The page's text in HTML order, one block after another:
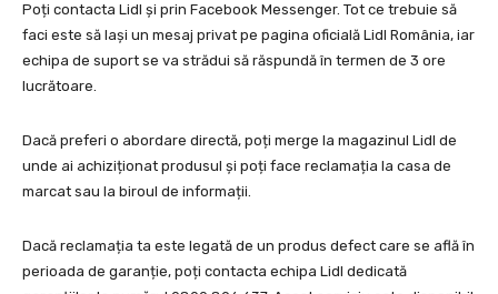
Poți contacta Lidl și prin Facebook Messenger. Tot ce trebuie să
faci este să lași un mesaj privat pe pagina oficială Lidl România, iar
echipa de suport se va strădui să răspundă în termen de 3 ore
lucrătoare.
Dacă preferi o abordare directă, poți merge la magazinul Lidl de
unde ai achiziționat produsul și poți face reclamația la casa de
marcat sau la biroul de informații.
Dacă reclamația ta este legată de un produs defect care se află în
perioada de garanție, poți contacta echipa Lidl dedicată